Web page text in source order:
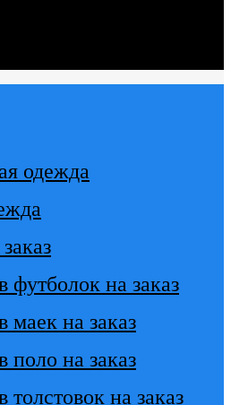
одежда
на заказ
на заказ
на заказ
на заказ